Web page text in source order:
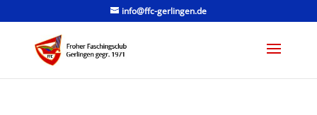
info@ffc-gerlingen.de